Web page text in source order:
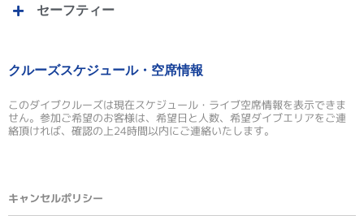
セーフティー
クルーズスケジュール・空席情報
このダイブクルーズは現在スケジュール・ライブ空席情報を表示できま
せん。参加ご希望のお客様は、希望日と人数、希望ダイブエリアをご連
絡頂ければ、確認の上24時間以内にご連絡いたします。
キャンセルポリシー